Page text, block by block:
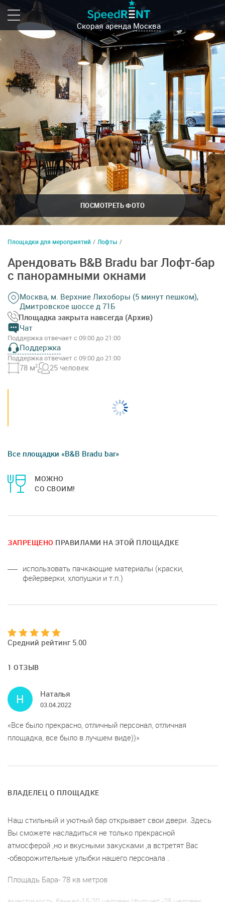
Скорая аренда Москва
ПОСМОТРЕТЬ ФОТО
Площадки для мероприятий / Лофты /
Арендовать B&B Bradu bar Лофт-бар
с панорамными окнами
Москва, м. Верхние Лихоборы (5 минут пешком),
Дмитровское шоссе д 71Б
Площадка закрыта навсегда (Архив)
Чат
Поддержка отвечает с 09:00 до 21:00
Поддержка
Поддержка отвечает с 09:00 до 21:00
78 м2 25 человек
Все площадки «B&B Bradu bar»
МОЖНО
СО СВОИМ!
ЗАПРЕЩЕНО ПРАВИЛАМИ НА ЭТОЙ ПЛОЩАДКЕ
использовать пачкающие материалы (краски,
фейерверки, хлопушки и т.п.)
Средний рейтинг 5.00
1 ОТЗЫВ
Н Наталья
03.04.2022
Все было прекрасно, отличный персонал, отличная
площадка, все было в лучшем виде))
ВЛАДЕЛЕЦ О ПЛОЩАДКЕ
Наш стильный и уютный бар открывает свои двери. Здесь
Вы сможете насладиться не только прекрасной
атмосферой ,но и вкусными закусками ,а встретят Вас
-обворожительные улыбки нашего персонала .
Площадь Бара- 78 кв метров